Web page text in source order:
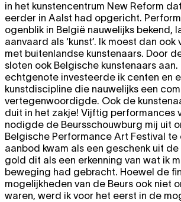
in het kunstencentrum New Reform
eerder in Aalst had opgericht.
ogenblik in België nauwelijks bekend,
aanvaard als ‘kunst’. Ik moest dan ook
met buitenlandse kunstenaars. Door
sloten ook Belgische kunstenaars aan.
echtgenote investeerde ik centen en
kunstdiscipline die nauwelijks een
vertegenwoordigde. Ook de
duit in het zakje! Vijftig performances
nodigde de Beursschouwburg mij uit
Belgische Performance Art Festival te
aanbod kwam als een geschenk uit de
gold dit als een erkenning van wat ik
beweging had gebracht. Hoewel de
mogelijkheden van de Beurs ook niet
waren, werd ik voor het eerst in de